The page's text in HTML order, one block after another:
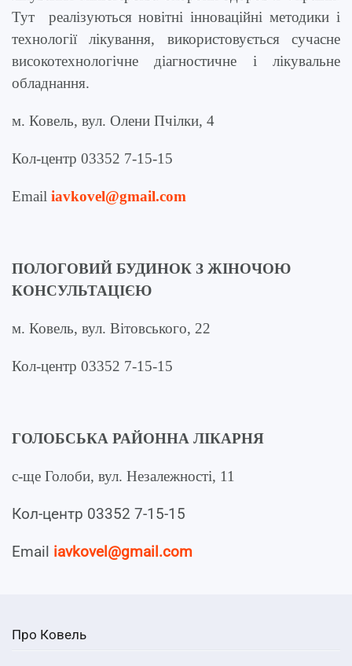
Тут реалізуються новітні інноваційні методики і
технології лікування, використовується сучасне
високотехнологічне діагностичне і лікувальне
обладнання.
м. Ковель, вул. Олени Пчілки, 4
Кол-центр 03352 7-15-15
Email iavkovel@gmail.com
ПОЛОГОВИЙ БУДИНОК З ЖІНОЧОЮ
КОНСУЛЬТАЦІЄЮ
м. Ковель, вул. Вітовського, 22
Кол-центр 03352 7-15-15
ГОЛОБСЬКА РАЙОННА ЛІКАРНЯ
с-ще Голоби, вул. Незалежності, 11
Кол-центр 03352 7-15-15
Email iavkovel@gmail.com
Про Ковель